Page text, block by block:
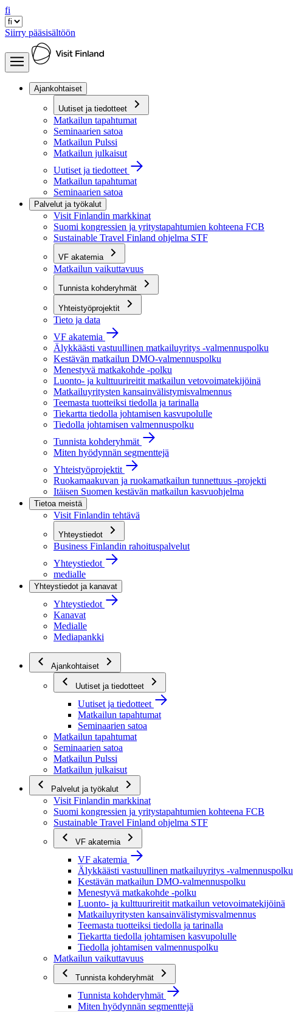
fi
Siirry pääsisältöön
Ajankohtaiset
Uutiset ja tiedotteet
Matkailun tapahtumat
Seminaarien satoa
Matkailun Pulssi
Matkailun julkaisut
Uutiset ja tiedotteet
Matkailun tapahtumat
Seminaarien satoa
Palvelut ja työkalut
Visit Finlandin markkinat
Suomi kongressien ja yritystapahtumien kohteena FCB
Sustainable Travel Finland ohjelma STF
VF akatemia
Matkailun vaikuttavuus
Tunnista kohderyhmät
Yhteistyöprojektit
Tieto ja data
VF akatemia
Älykkäästi vastuullinen matkailuyritys -valmennuspolku
Kestävän matkailun DMO-valmennuspolku
Menestyvä matkakohde -polku
Luonto- ja kulttuurireitit matkailun vetovoimatekijöinä
Matkailuyritysten kansainvälistymisvalmennus
Teemasta tuotteiksi tiedolla ja tarinalla
Tiekartta tiedolla johtamisen kasvupolulle
Tiedolla johtamisen valmennuspolku
Tunnista kohderyhmät
Miten hyödynnän segmenttejä
Yhteistyöprojektit
Ruokamaakuvan ja ruokamatkailun tunnettuus -projekti
Itäisen Suomen kestävän matkailun kasvuohjelma
Tietoa meistä
Visit Finlandin tehtävä
Yhteystiedot
Business Finlandin rahoituspalvelut
Yhteystiedot
medialle
Yhteystiedot ja kanavat
Yhteystiedot
Kanavat
Medialle
Mediapankki
Ajankohtaiset
Uutiset ja tiedotteet
Uutiset ja tiedotteet
Matkailun tapahtumat
Seminaarien satoa
Matkailun tapahtumat
Seminaarien satoa
Matkailun Pulssi
Matkailun julkaisut
Palvelut ja työkalut
Visit Finlandin markkinat
Suomi kongressien ja yritystapahtumien kohteena FCB
Sustainable Travel Finland ohjelma STF
VF akatemia
VF akatemia
Älykkäästi vastuullinen matkailuyritys -valmennuspolku
Kestävän matkailun DMO-valmennuspolku
Menestyvä matkakohde -polku
Luonto- ja kulttuurireitit matkailun vetovoimatekijöinä
Matkailuyritysten kansainvälistymisvalmennus
Teemasta tuotteiksi tiedolla ja tarinalla
Tiekartta tiedolla johtamisen kasvupolulle
Tiedolla johtamisen valmennuspolku
Matkailun vaikuttavuus
Tunnista kohderyhmät
Tunnista kohderyhmät
Miten hyödynnän segmenttejä